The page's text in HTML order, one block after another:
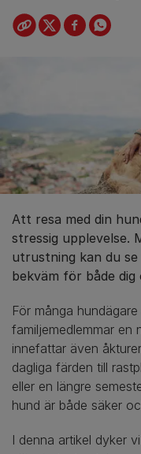
Att resa med din
stressig upplevelse.
utrustning kan du
bekväm för både
För många
familjemedlemmar en
innefattar även
dagliga färden till
eller en längre
hund är både säker
I denna artikel dyker